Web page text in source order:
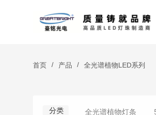
首页 / 产品 / 全光谱植物LED系列
分类 全光谱植物灯条